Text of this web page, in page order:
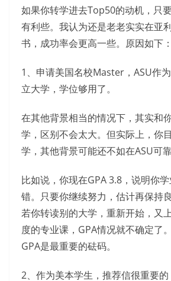
如果你转学进去Top50的动机，只
有利些。我认为还是老老实实在亚
书，成功率会更高一些。原因如下：
1、申请美国名校Master，ASU作
立大学，学位够用了。
在其他背景相当的情况下，其实和
学，区别不会太大。但实际上，你
学，其他背景可能还不如在ASU可靠
比如说，你现在GPA 3.8，说明你
错。只要你继续努力，估计再保持
若你转读别的大学，重新开始，又
度的专业课，GPA情况就不确定了
GPA是最重要的砝码。
2、作为美本学生，推荐信很重要